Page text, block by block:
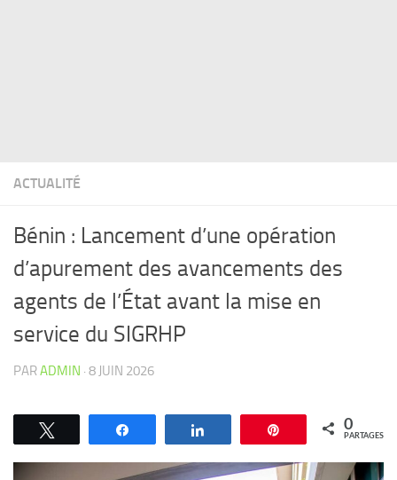
ACTUALITÉ
Bénin : Lancement d’une opération
d’apurement des avancements des
agents de l’État avant la mise en
service du SIGRHP
PARADMIN · 8 JUIN 2026
Épingle 0
PARTAGES